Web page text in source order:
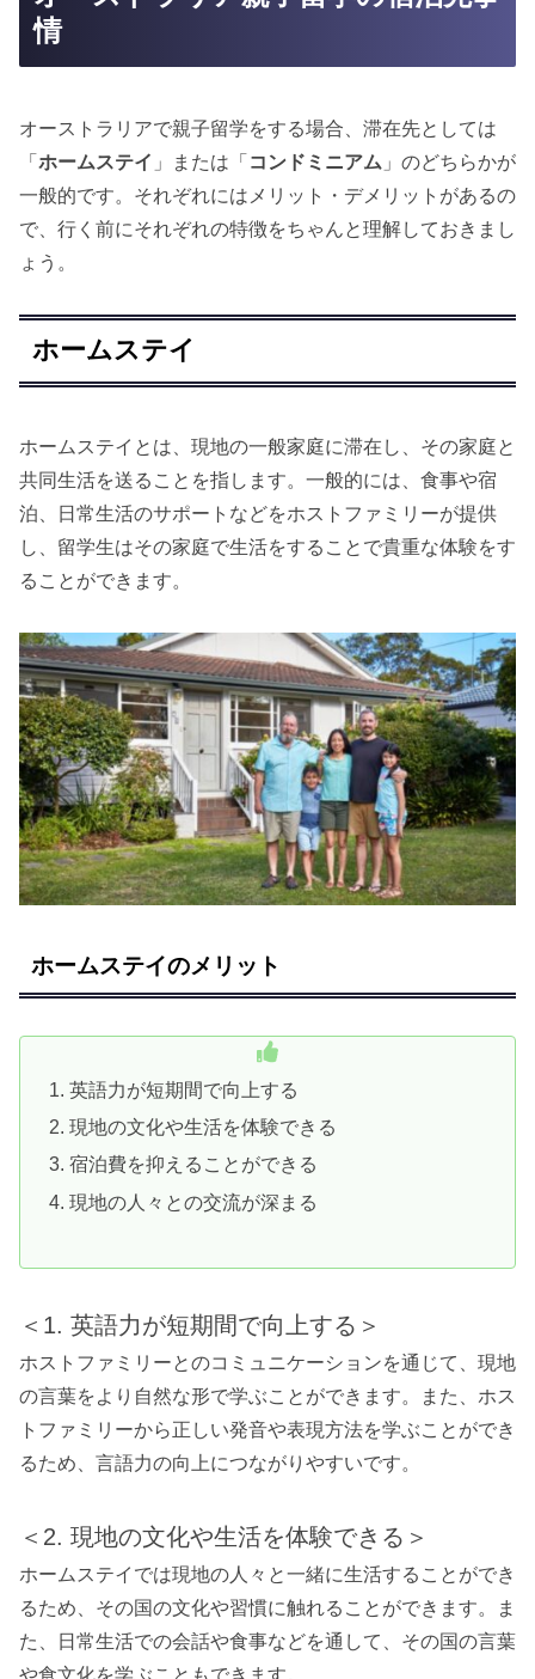
情
オーストラリアで親子留学をする場合、滞在先としては
「 ホームステイ 」または「 コンドミニアム 」のどちらかが
一般的です。それぞれにはメリット・デメリットがあるの
で、行く前にそれぞれの特徴をちゃんと理解しておきまし
ょう。
ホームステイ
ホームステイとは、現地の一般家庭に滞在し、その家庭と
共同生活を送ることを指します。一般的には、食事や宿
泊、日常生活のサポートなどをホストファミリーが提供
し、留学生はその家庭で生活をすることで貴重な体験をす
ることができます。
ホームステイのメリット
英語力が短期間で向上する
現地の文化や生活を体験できる
宿泊費を抑えることができる
現地の人々との交流が深まる
＜1. 英語力が短期間で向上する＞
ホストファミリーとのコミュニケーションを通じて、現地
の言葉をより自然な形で学ぶことができます。また、ホス
トファミリーから正しい発音や表現方法を学ぶことができ
るため、言語力の向上につながりやすいです。
＜2. 現地の文化や生活を体験できる＞
ホームステイでは現地の人々と一緒に生活することができ
るため、その国の文化や習慣に触れることができます。ま
た、日常生活での会話や食事などを通して、その国の言葉
や食文化を学ぶこともできます。